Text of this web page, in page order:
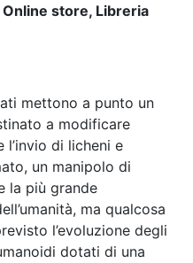
store, Libreria
mettono a punto un
a modificare
l’invio di licheni e
un manipolo di
la più grande
ma qualcosa
l’evoluzione degli
dotati di una